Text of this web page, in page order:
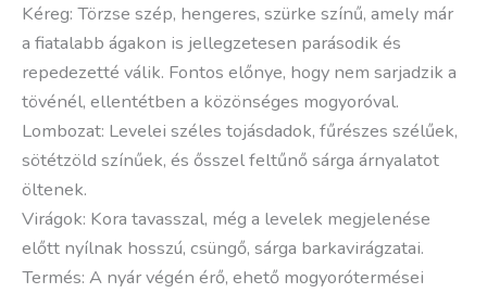
Kéreg: Törzse szép, hengeres, szürke színű, amely már
a fiatalabb ágakon is jellegzetesen parásodik és
repedezetté válik. Fontos előnye, hogy nem sarjadzik a
tövénél, ellentétben a közönséges mogyoróval.
Lombozat: Levelei széles tojásdadok, fűrészes szélűek,
sötétzöld színűek, és ősszel feltűnő sárga árnyalatot
öltenek.
Virágok: Kora tavasszal, még a levelek megjelenése
előtt nyílnak hosszú, csüngő, sárga barkavirágzatai.
Termés: A nyár végén érő, ehető mogyorótermései